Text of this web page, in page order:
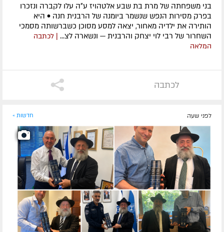
בני משפחתה של מרת בת שבע אלטהויז ע״ה עלו לקברה ונזכרו
בפרק מסירות הנפש שנשמר ביומנה של הרבנית חנה • היא
הותירה את ילדיה מאחור, יצאה למסע מסוכן כשברשותה מסמכי
השחרור של רבי לוי יצחק והרבנית — ונשארה לצ... | לכתבה
המלאה
לכתבה
לפני שעה חדשות »